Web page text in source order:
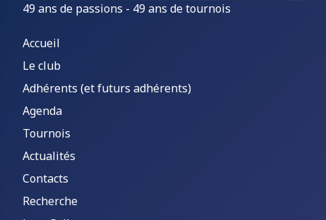
49 ans de passions - 49 ans de tournois
Accueil
Le club
Adhérents (et futurs adhérents)
Agenda
Tournois
Actualités
Contacts
Recherche